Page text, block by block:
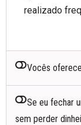
realizado
Vocês
Se eu fechar
sem perder